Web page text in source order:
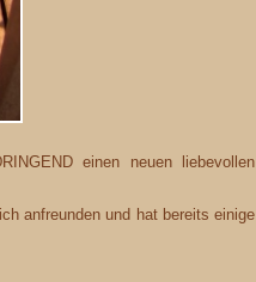
einen neuen liebevollen
anfreunden und hat bereits einige